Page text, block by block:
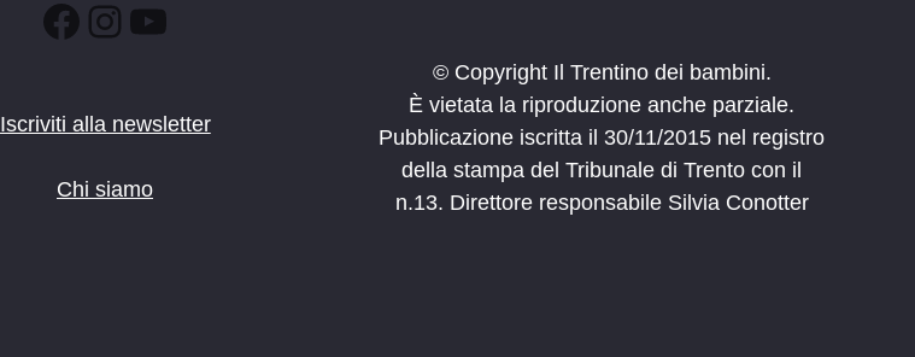
Facebook
Instagram
YouTube
Iscriviti alla newsletter
Chi siamo
© Copyright Il Trentino dei bambini.
È vietata la riproduzione anche parziale.
Pubblicazione iscritta il 30/11/2015 nel registro
della stampa del Tribunale di Trento con il
n.13. Direttore responsabile Silvia Conotter